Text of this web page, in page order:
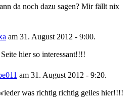
da noch dazu sagen? Mir fällt nix
am 31. August 2012 - 9:00.
hier so interessant!!!!
am 31. August 2012 - 9:20.
was richtig richtig geiles hier!!!!